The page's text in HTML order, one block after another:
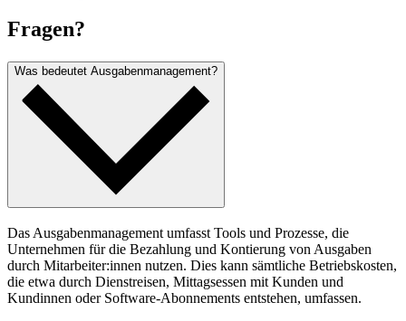
Fragen?
Was bedeutet Ausgabenmanagement?
Das Ausgabenmanagement umfasst Tools und Prozesse, die
Unternehmen für die Bezahlung und Kontierung von Ausgaben
durch Mitarbeiter:innen nutzen. Dies kann sämtliche Betriebskosten,
die etwa durch Dienstreisen, Mittagsessen mit Kunden und
Kundinnen oder Software-Abonnements entstehen, umfassen.